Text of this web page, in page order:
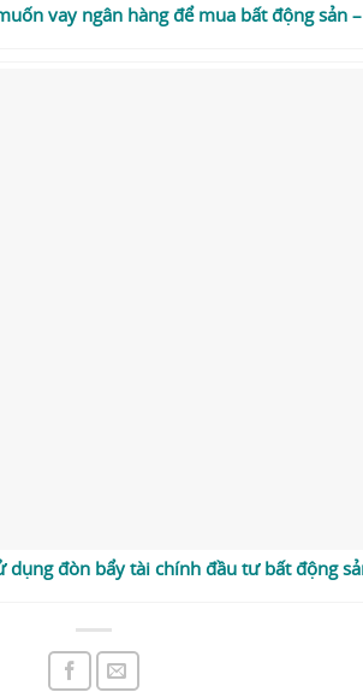
vay ngân hàng để mua bất động sản
dụng đòn bẩy tài chính đầu tư bất động